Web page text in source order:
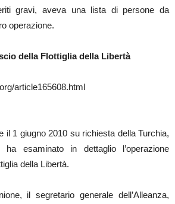
gravi, aveva una lista di persone da
operazione.
della Flottiglia della Libertà
article165608.html
il 1 giugno 2010 su richiesta della Turchia,
ha esaminato in dettaglio l’operazione
della Libertà.
il segretario generale dell’Alleanza,